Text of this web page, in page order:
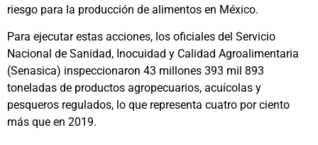
riesgo para la producción de alimentos en México.
Para ejecutar estas acciones, los oficiales del Servicio
Nacional de Sanidad, Inocuidad y Calidad Agroalimentaria
(Senasica) inspeccionaron 43 millones 393 mil 893
toneladas de productos agropecuarios, acuícolas y
pesqueros regulados, lo que representa cuatro por ciento
más que en 2019.